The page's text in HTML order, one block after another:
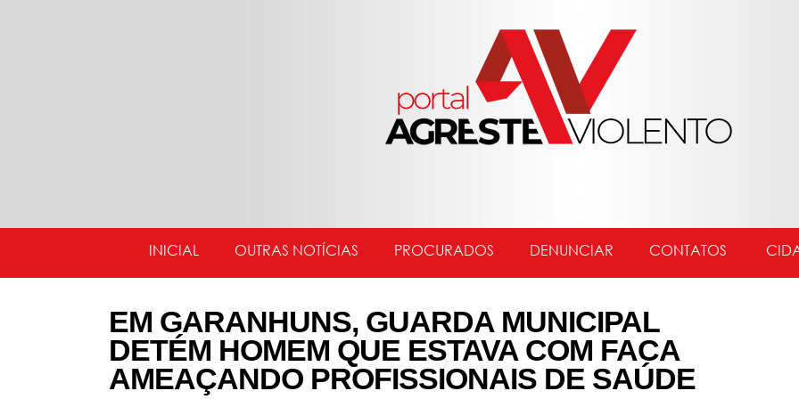
INICIAL OUTRAS NOTÍCIAS PROCURADOS DENUNCIAR CONTATOS
EM GARANHUNS, GUARDA MUNICIPAL
DETÉM HOMEM QUE ESTAVA COM FACA
AMEAÇANDO PROFISSIONAIS DE SAÚDE